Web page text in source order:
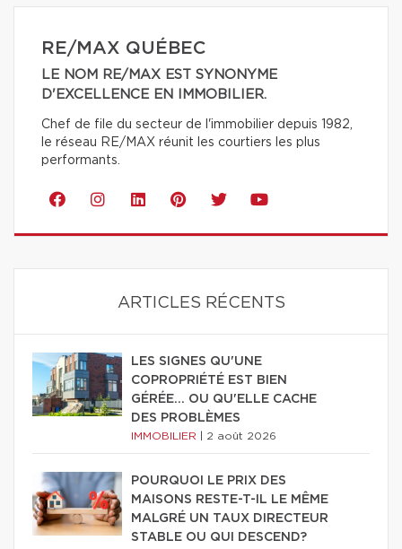
RE/MAX QUÉBEC
LE NOM RE/MAX EST SYNONYME
D'EXCELLENCE EN IMMOBILIER.
Chef de file du secteur de l'immobilier depuis 1982,
le réseau RE/MAX réunit les courtiers les plus
performants.
ARTICLES RÉCENTS
LES SIGNES QU'UNE
COPROPRIÉTÉ EST BIEN
GÉRÉE… OU QU'ELLE CACHE
DES PROBLÈMES
IMMOBILIER 2 août 2026
POURQUOI LE PRIX DES
MAISONS RESTE-T-IL LE MÊME
MALGRÉ UN TAUX DIRECTEUR
STABLE OU QUI DESCEND?